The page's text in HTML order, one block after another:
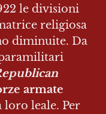
le divisioni
religiosa
diminuite. Da
armate
loro leale. Per